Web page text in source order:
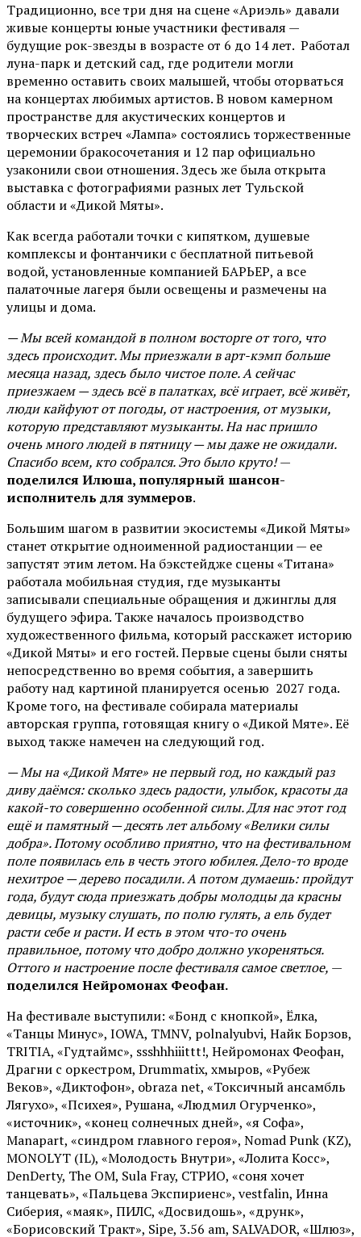
Традиционно, все три дня на сцене«Ариэль» давали
живые концерты юные участники фестиваля —
будущие рок-звезды в возрасте от 6 до 14 лет. Работал
луна-парк и детский сад, где родители могли
временно оставить своих малышей, чтобы оторваться
на концертах любимых артистов. В новом камерном
пространстве для акустических концертов и
творческих встреч «Лампа» состоялись торжественные
церемонии бракосочетания и 12 пар официально
узаконили свои отношения. Здесь же была открыта
выставка с фотографиями разных лет Тульской
области и «Дикой Мяты».
Как всегда работали точки с кипятком, душевые
комплексы и фонтанчики с бесплатной питьевой
водой, установленные компанией БАРЬЕР, а все
палаточные лагеря были освещены и размечены на
улицы и дома.
— Мы всей командой в полном восторге от того, что
здесь происходит. Мы приезжали в арт-кэмп больше
месяца назад, здесь было чистое поле. А сейчас
приезжаем — здесь всё в палатках, всё играет, всё живёт,
люди кайфуют от погоды, от настроения, от музыки,
которую представляют музыканты. На нас пришло
очень много людей в пятницу — мы даже не ожидали.
Спасибо всем, кто собрался. Это было круто!—
поделился Илюша, популярный шансон-
исполнитель для зуммеров.
Большим шагом в развитии экосистемы «Дикой Мяты»
станет открытие одноименной радиостанции — ее
запустят этим летом. На бэкстейдже сцены «Титана»
работала мобильная студия, где музыканты
записывали специальные обращения и джинглы для
будущего эфира. Также началось производство
художественного фильма, который расскажет историю
«Дикой Мяты» и его гостей. Первые сцены были сняты
непосредственно во время события, а завершить
работу над картиной планируется осенью 2027 года.
Кроме того, на фестивале собирала материалы
авторская группа, готовящая книгу о «Дикой Мяте». Её
выход также намечен на следующий год.
— Мы на «Дикой Мяте» не первый год, но каждый раз
диву даёмся: сколько здесь радости, улыбок, красоты да
какой-то совершенно особенной силы. Для нас этот год
ещё и памятный — десять лет альбому «Велики силы
добра». Потому особливо приятно, что на фестивальном
поле появилась ель в честь этого юбилея. Дело-то вроде
нехитрое — дерево посадили. А потом думаешь: пройдут
года, будут сюда приезжать добры молодцы да красны
девицы, музыку слушать, по полю гулять, а ель будет
расти себе и расти. И есть в этом что-то очень
правильное, потому что добро должно укореняться.
Оттого и настроение после фестиваля самое светлое, —
поделился Нейромонах Феофан.
На фестивале выступили: «Бонд с кнопкой», Ёлка,
«Танцы Минус», IOWA, TMNV, polnalyubvi, Найк Борзов,
TRITIA, «Гудтаймс», ssshhhiiittt!, Нейромонах Феофан,
Драгни с оркестром, Drummatix, хмыров, «Рубеж
Веков», «Диктофон», obraza net, «Токсичный ансамбль
Лягухо», «Психея», Рушана, «Людмил Огурченко»,
«источник», «конец солнечных дней», «я Софа»,
Manapart, «синдром главного героя», Nomad Punk (KZ),
MONOLYT (IL), «Молодость Внутри», «Лолита Косс»,
DenDerty, The OM, Sula Fray, СТРИО, «соня хочет
танцевать», «Пальцева Экспириенс», vestfalin, Инна
Сиберия, «маяк», ПИЛС, «Досвидошь», «друнк»,
«Борисовский Тракт», Sipe, 3.56 am, SALVADOR, «Шлюз»,